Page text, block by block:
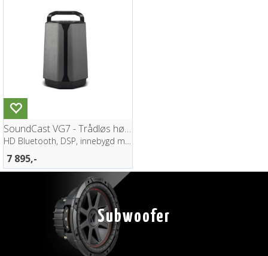
SoundCast VG7 - Trådløs høyttaler
HD Bluetooth, DSP, innebygd mikrofon
7 895,-
Subwoofer